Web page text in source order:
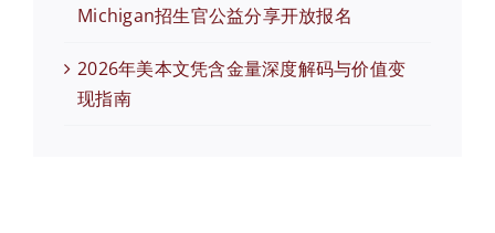
Michigan招生官公益分享开放报名
2026年美本文凭含金量深度解码与价值变
现指南